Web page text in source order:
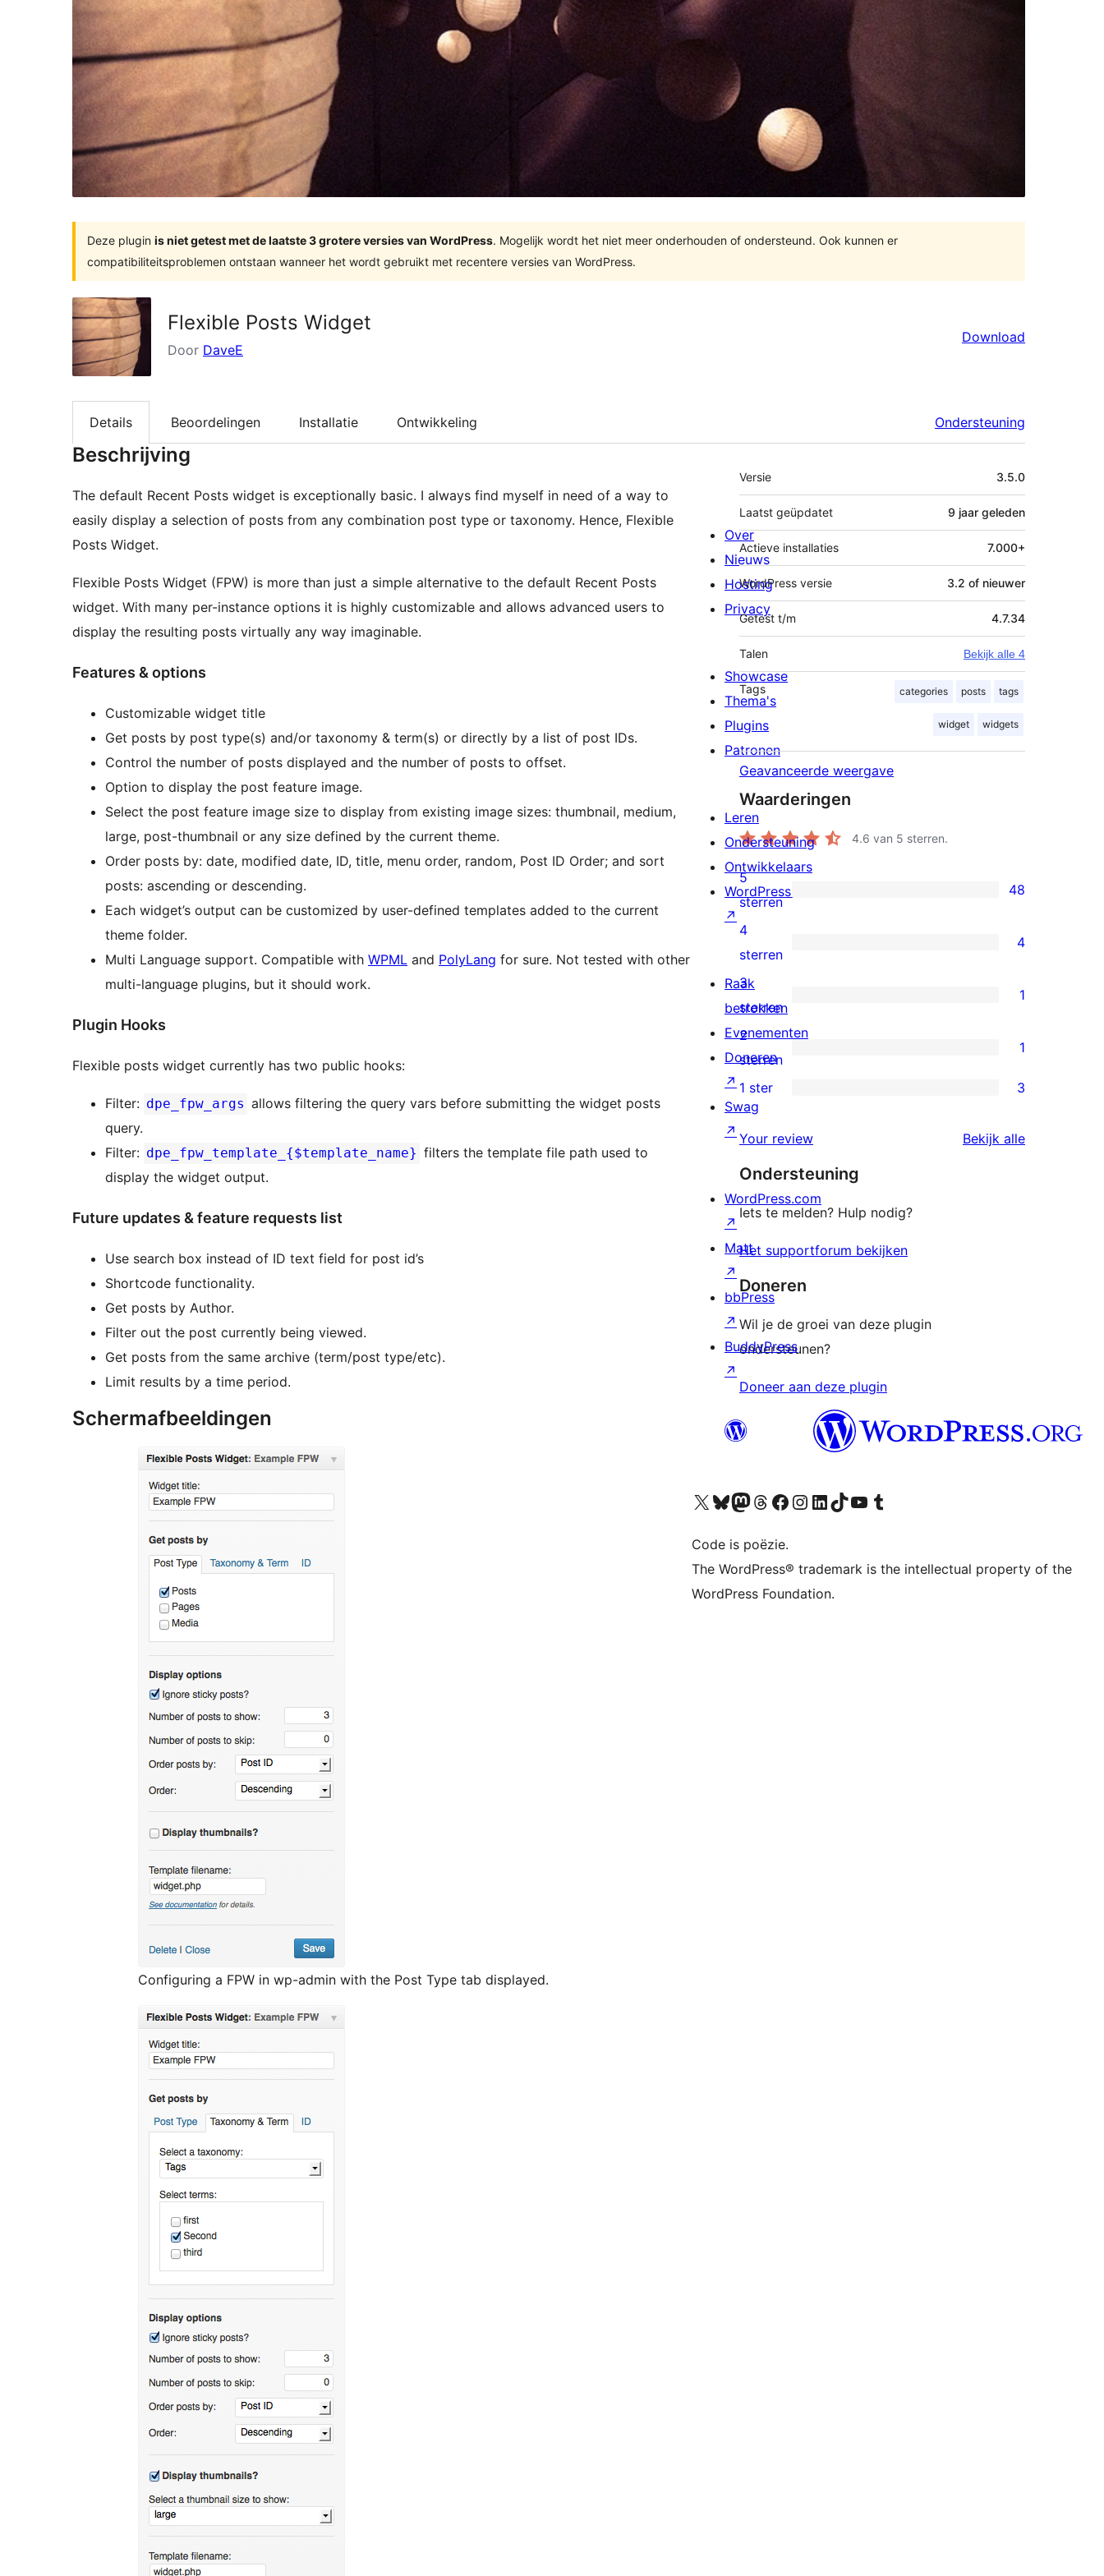
Deze plugin is niet getest met de laatste 3 grotere versies van WordPress. Mogelijk wordt het niet meer onderhouden of ondersteund. Ook kunnen er
compatibiliteitsproblemen ontstaan wanneer het wordt gebruikt met recentere versies van WordPress.
Flexible Posts Widget
Door DaveE
Download
Details Beoordelingen Installatie Ontwikkeling Ondersteuning
Beschrijving
The default Recent Posts widget is exceptionally basic. I always find myself in need of a way to
easily display a selection of posts from any combination post type or taxonomy. Hence, Flexible
Posts Widget.
Flexible Posts Widget (FPW) is more than just a simple alternative to the default Recent Posts
widget. With many per-instance options it is highly customizable and allows advanced users to
display the resulting posts virtually any way imaginable.
Features & options
Customizable widget title
Get posts by post type(s) and/or taxonomy & term(s) or directly by a list of post IDs.
Control the number of posts displayed and the number of posts to offset.
Option to display the post feature image.
Select the post feature image size to display from existing image sizes: thumbnail, medium,
large, post-thumbnail or any size defined by the current theme.
Order posts by: date, modified date, ID, title, menu order, random, Post ID Order; and sort
posts: ascending or descending.
Each widget’s output can be customized by user-defined templates added to the current
theme folder.
Multi Language support. Compatible with WPML and PolyLang for sure. Not tested with other
multi-language plugins, but it should work.
Plugin Hooks
Flexible posts widget currently has two public hooks:
Filter: dpe_fpw_args allows filtering the query vars before submitting the widget posts
query.
Filter: dpe_fpw_template_{$template_name} filters the template file path used to
display the widget output.
Future updates & feature requests list
Use search box instead of ID text field for post id’s
Shortcode functionality.
Get posts by Author.
Filter out the post currently being viewed.
Get posts from the same archive (term/post type/etc).
Limit results by a time period.
Schermafbeeldingen
Configuring a FPW in wp-admin with the Post Type tab displayed.
Meta
Versie 3.5.0
Laatst geüpdatet 9 jaar geleden
Actieve installaties 7.000+
WordPress versie 3.2 of nieuwer
Getest t/m 4.7.34
Talen Bekijk alle 4
Tags categories posts tags
widget widgets
Geavanceerde weergave
Waarderingen
4.6 van 5 sterren.
48
5
sterren
beoordelingen
5
sterren
48
4
4
sterren
beoordelingen
4
sterren
4
1
3
ster
beoordeling
3
sterren
1
1
2
ster
beoordeling
2
sterren
1
sterren
beoordelingen
1 ster 3
Your review Bekijk alle
Ondersteuning
Iets te melden? Hulp nodig?
Het supportforum bekijken
Doneren
Wil je de groei van deze plugin
ondersteunen?
Doneer aan deze plugin
Over
Nieuws
Hosting
Privacy
Showcase
Thema's
Plugins
Patronen
Leren
Ondersteuning
Ontwikkelaars
WordPress.tv
↗
Raak
betrokken
Evenementen
Doneren
↗
Swag
↗
WordPress.com
↗
Matt
↗
bbPress
↗
BuddyPress
↗
Bezoek ons X (voorheen Twitter) account
Bezoek ons Bluesky account
Bezoek ons Mastodon account
Bezoek ons Threads account
Onze Facebook pagina bezoeken
Bezoek ons Instagram account
Bezoek ons LinkedIn account
Bezoek ons TikTok account
Bezoek ons YouTube kanaalBezoek ons Tumblr account
Code is poëzie.
The WordPress® trademark is the intellectual property of the
WordPress Foundation.